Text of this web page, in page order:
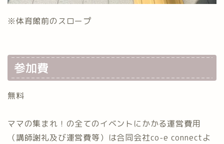
※体育館前のスロープ
参加費
無料
ママの集まれ！の全てのイベントにかかる運営費用
（講師謝礼及び運営費等）は合同会社co-e connectよ